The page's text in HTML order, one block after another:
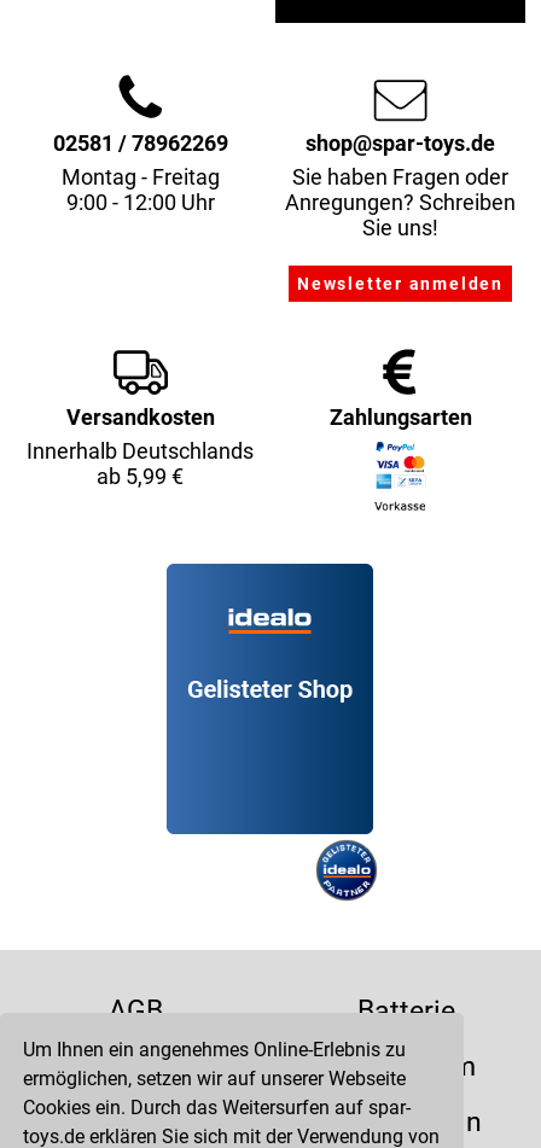
Um Ihnen ein angenehmes Online-Erlebnis zu
ermöglichen, setzen wir auf unserer Webseite
Cookies ein. Durch das Weitersurfen auf spar-
toys.de erklären Sie sich mit der Verwendung von
02581 / 78962269
Montag - Freitag
9:00 - 12:00 Uhr
shop@spar-toys.de
Sie haben Fragen oder
Anregungen? Schreiben
Sie uns!
Versandkosten
Innerhalb Deutschlands
ab 5,99 €
Zahlungsarten
AGB
Batterie
Datenschutz
Impressum
Kontakt
Liefertermin